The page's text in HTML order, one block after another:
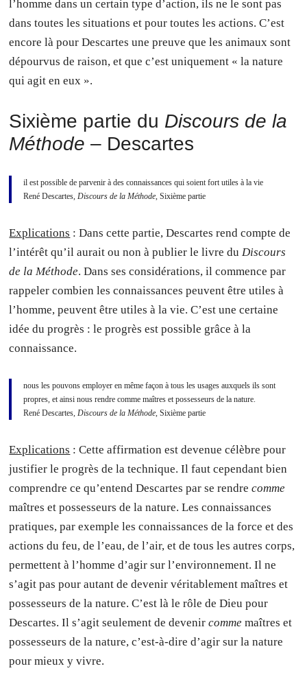
l’homme dans un certain type d’action, ils ne le sont pas
dans toutes les situations et pour toutes les actions. C’est
encore là pour Descartes une preuve que les animaux sont
dépourvus de raison, et que c’est uniquement « la nature
qui agit en eux ».
Sixième partie du Discours de la
Méthode – Descartes
il est possible de parvenir à des connaissances qui soient fort utiles à la vie
René Descartes,Discours de la Méthode, Sixième partie
Explications : Dans cette partie, Descartes rend compte de
l’intérêt qu’il aurait ou non à publier le livre duDiscours
de la Méthode. Dans ses considérations, il commence par
rappeler combien les connaissances peuvent être utiles à
l’homme, peuvent être utiles à la vie. C’est une certaine
idée du progrès : le progrès est possible grâce à la
connaissance.
nous les pouvons employer en même façon à tous les usages auxquels ils sont
propres, et ainsi nous rendre comme maîtres et possesseurs de la nature.
René Descartes,Discours de la Méthode, Sixième partie
Explications : Cette affirmation est devenue célèbre pour
justifier le progrès de la technique. Il faut cependant bien
comprendre ce qu’entend Descartes par se rendrecomme
maîtres et possesseurs de la nature. Les connaissances
pratiques, par exemple les connaissances de la force et des
actions du feu, de l’eau, de l’air, et de tous les autres corps,
permettent à l’homme d’agir sur l’environnement. Il ne
s’agit pas pour autant de devenir véritablement maîtres et
possesseurs de la nature. C’est là le rôle de Dieu pour
Descartes. Il s’agit seulement de devenircomme maîtres et
possesseurs de la nature, c’est-à-dire d’agir sur la nature
pour mieux y vivre.